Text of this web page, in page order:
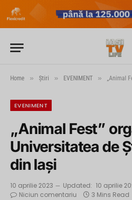
Home » Știri » EVENIMENT » „Animal
EVENIMENT
„Animal Fest”
Universitatea de
din Iași
10 aprilie 2023 Updated: 10 aprilie
Niciun comentariu
3 Mins Read